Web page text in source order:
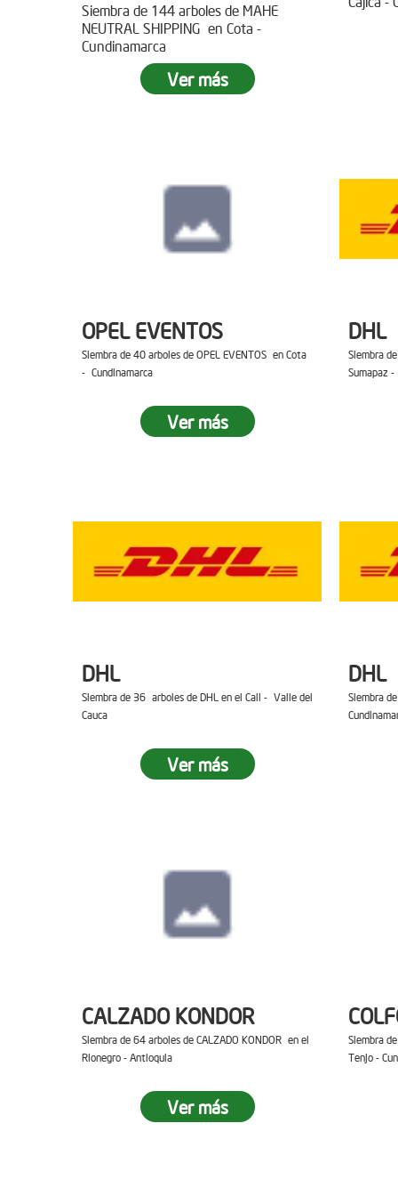
Siembra de 144 arboles de MAHE
NEUTRAL SHIPPING en Cota -
Cundinamarca
Ver más
OPEL EVENTOS
Siembra de 40 arboles de OPEL EVENTOS en Cota
- Cundinamarca
Ver más
DHL
Siembra
Sumapaz
DHL
Siembra de 36 arboles de DHL en el Cali - Valle del
Cauca
Ver más
DHL
Siembra
CALZADO KONDOR
Siembra de 64 arboles de CALZADO KONDOR en el
Rionegro - Antioquia
Ver más
Siembra
Tenjo -